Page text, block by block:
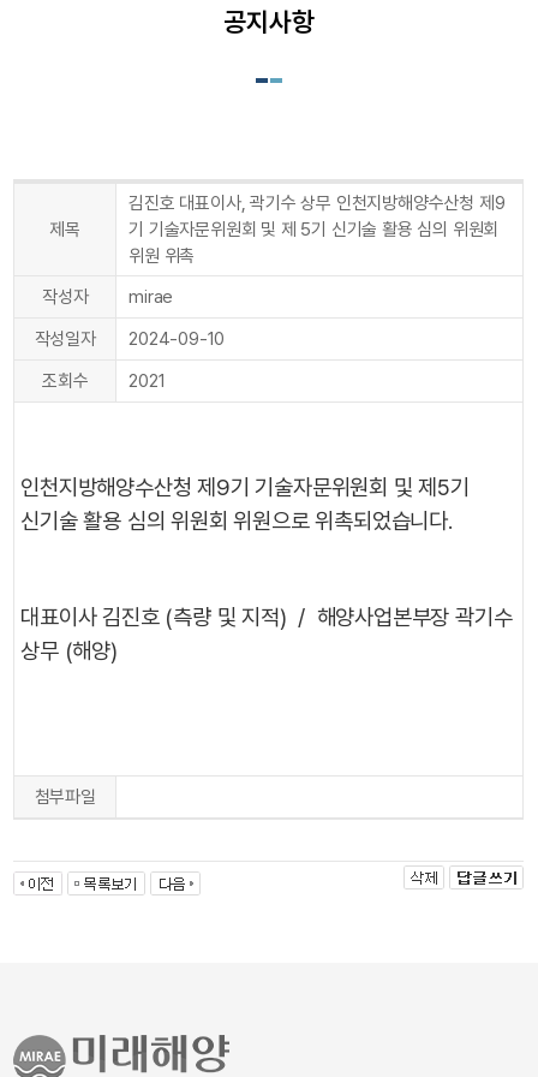
공지사항
제목
김진호 대표이사, 곽기수 상무 인천지방해양수산청 제9
기 기술자문위원회 및 제 5기 신기술 활용 심의 위원회
위원 위촉
작성자
mirae
작성일자
2024-09-10
조회수
2021
인천지방해양수산청 제9기 기술자문위원회 및 제5기
신기술 활용 심의 위원회 위원으로 위촉되었습니다.
대표이사 김진호 (측량 및 지적) / 해양사업본부장 곽기수
상무 (해양)
첨부파일